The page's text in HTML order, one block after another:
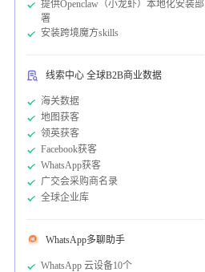
提供Openclaw（小龙虾）本地化安装部
署
安装跨境魔方skills
线索中心 全球B2B商业数据
海关数据
地图获客
领英获客
Facebook获客
WhatsApp获客
广交会采购商名录
全球企业库
WhatsApp多聊助手
WhatsApp 云设备10个